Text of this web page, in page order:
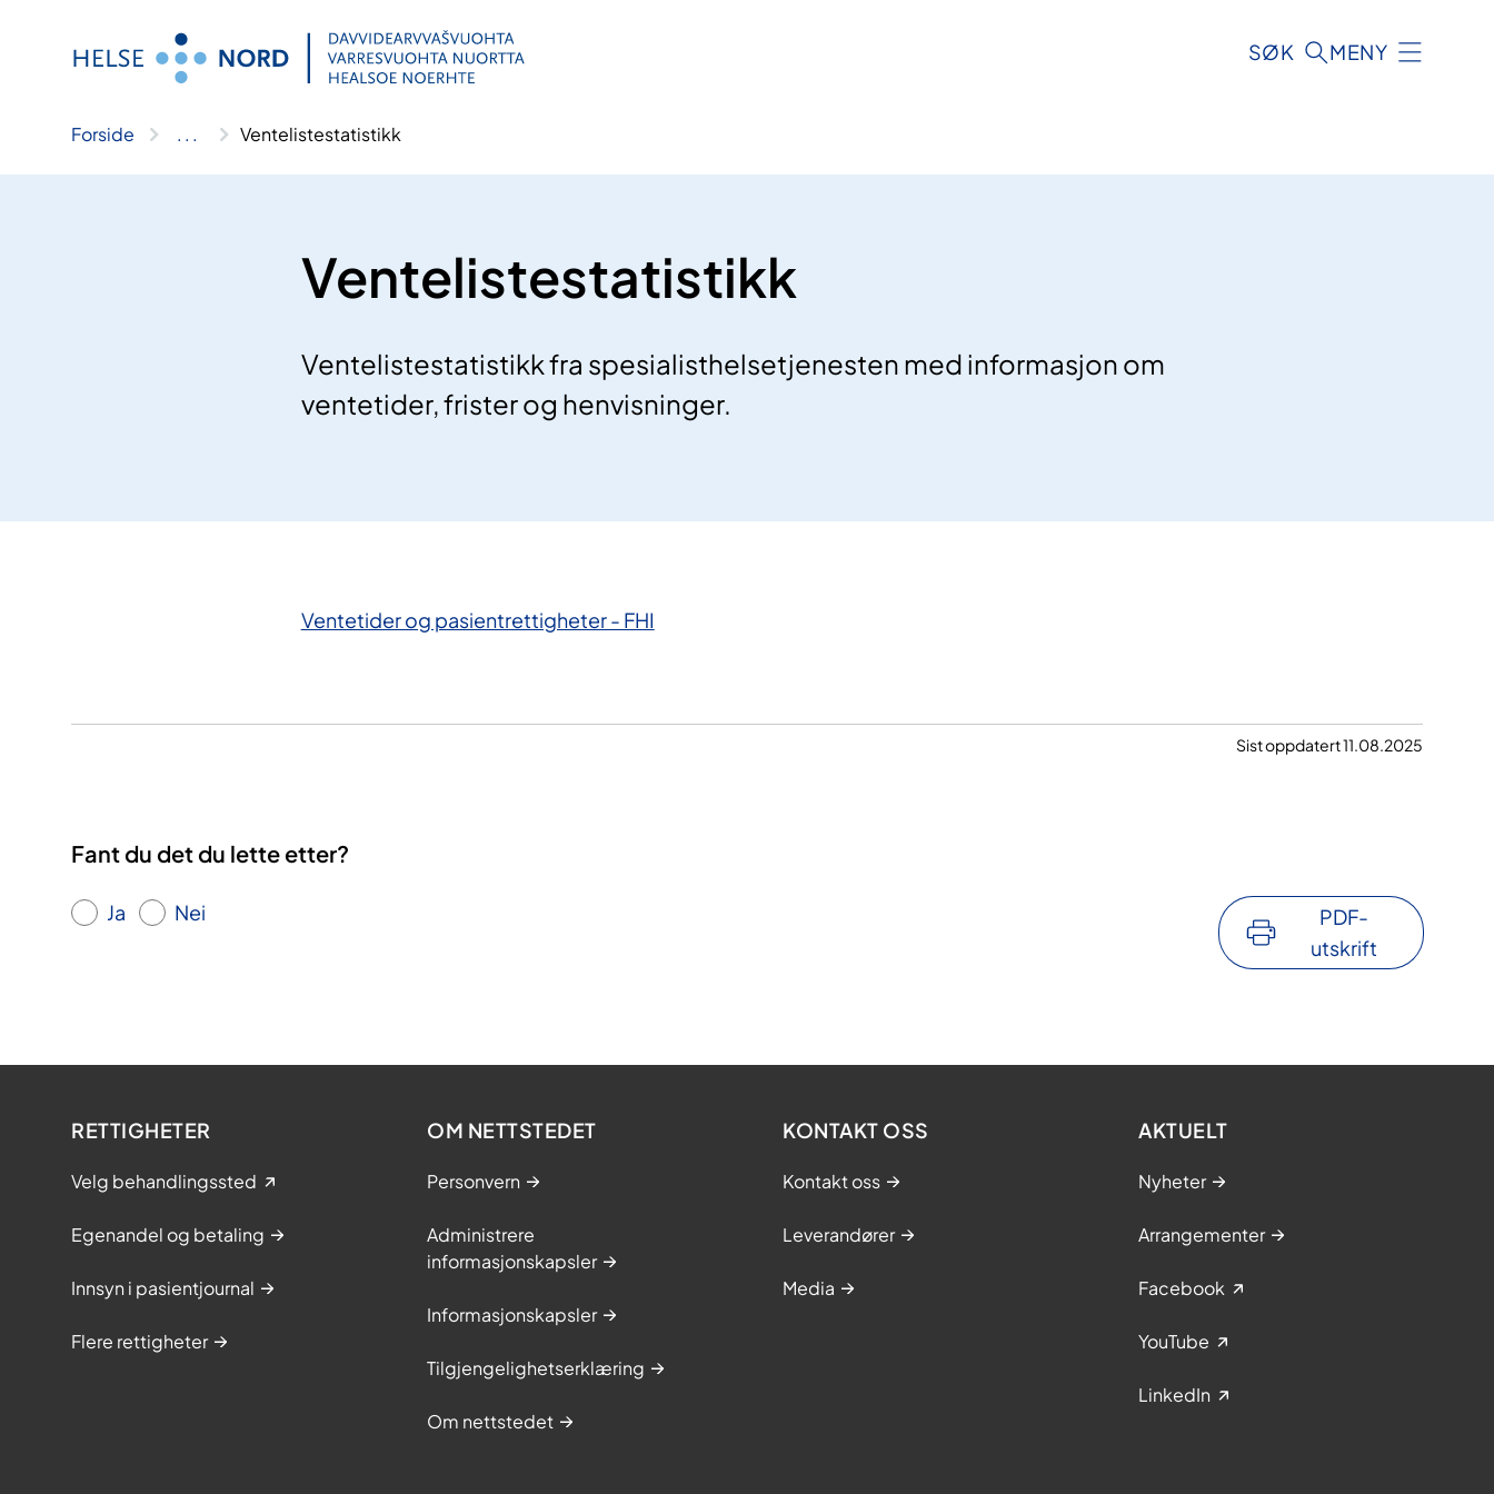
SØK MENY
Forside .. . Ventelistestatistikk
Ventelistestatistikk
Ventelistestatistikk fra spesialisthelsetjenesten med informasjon om
ventetider, frister og henvisninger.
Ventetider og pasientrettigheter - FHI
Sist oppdatert 11.08.2025
Fant du det du lette etter?
Ja Nei
PDF-
utskrift
RETTIGHETER
Velg behandlingssted
Egenandel og betaling
Innsyn i pasientjournal
Flere rettigheter
OM NETTSTEDET
Personvern
Administrere
informasjonskapsler
Informasjonskapsler
Tilgjengelighetserklæring
Om nettstedet
KONTAKT OSS
Kontakt oss
Leverandører
Media
AKTUELT
Nyheter
Arrangementer
Facebook
YouTube
LinkedIn